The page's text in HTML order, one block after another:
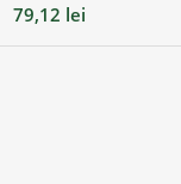
79,12 lei